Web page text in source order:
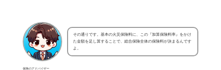
保険のアドバイザー
その通りです。基本の火災保険料に、この『加算保険料率』をかけ
た金額を足し算することで、総合保険全体の保険料が決まるんです
よ。